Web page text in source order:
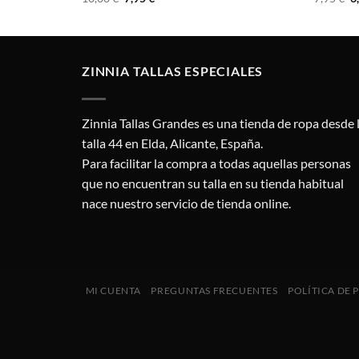
precio
ZINNIA TALLAS ESPECIALES
Zinnia Tallas Grandes es una tienda de ropa desde
talla 44 en Elda, Alicante, España.
Para facilitar la compra a todas aquellas personas
que no encuentran su talla en su tienda habitual
nace nuestro servicio de tienda online.
MI CUENTA PREGUNTAS FRECUENTES POLÍTICA DE